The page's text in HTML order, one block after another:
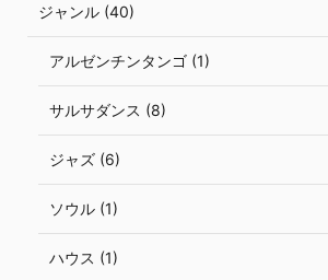
ジャンル (40)
アルゼンチンタンゴ (1)
サルサダンス (8)
ジャズ (6)
ソウル (1)
ハウス (1)